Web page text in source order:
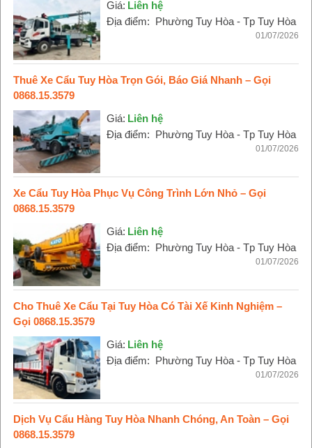
Giá: Liên hệ
Địa điểm: Phường Tuy Hòa - Tp Tuy Hòa
01/07/2026
Thuê Xe Cẩu Tuy Hòa Trọn Gói, Báo Giá Nhanh – Gọi
0868.15.3579
Giá: Liên hệ
Địa điểm: Phường Tuy Hòa - Tp Tuy Hòa
01/07/2026
Xe Cẩu Tuy Hòa Phục Vụ Công Trình Lớn Nhỏ – Gọi
0868.15.3579
Giá: Liên hệ
Địa điểm: Phường Tuy Hòa - Tp Tuy Hòa
01/07/2026
Cho Thuê Xe Cẩu Tại Tuy Hòa Có Tài Xế Kinh Nghiệm –
Gọi 0868.15.3579
Giá: Liên hệ
Địa điểm: Phường Tuy Hòa - Tp Tuy Hòa
01/07/2026
Dịch Vụ Cẩu Hàng Tuy Hòa Nhanh Chóng, An Toàn – Gọi
0868.15.3579